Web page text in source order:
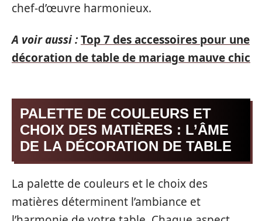
chef-d’œuvre harmonieux.
A voir aussi :Top 7 des accessoires pour une
décoration de table de mariage mauve chic
PALETTE DE COULEURS ET
CHOIX DES MATIÈRES : L’ÂME
DE LA DÉCORATION DE TABLE
La palette de couleurs et le choix des
matières déterminent l’ambiance et